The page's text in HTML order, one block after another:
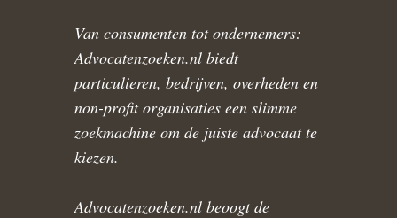
Van consumenten tot ondernemers:
Advocatenzoeken.nl biedt
particulieren, bedrijven, overheden en
non-profit organisaties een slimme
zoekmachine om de juiste advocaat te
kiezen.
Advocatenzoeken.nl beoogt de